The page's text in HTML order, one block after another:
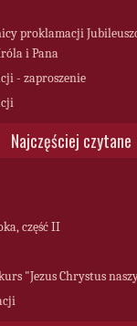
proklamacji
i Pana
- zaproszenie
Najczęściej czytane
część II
"Jezus Chrystus